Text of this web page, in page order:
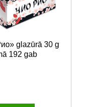
glazūrā 30 g
192 gab